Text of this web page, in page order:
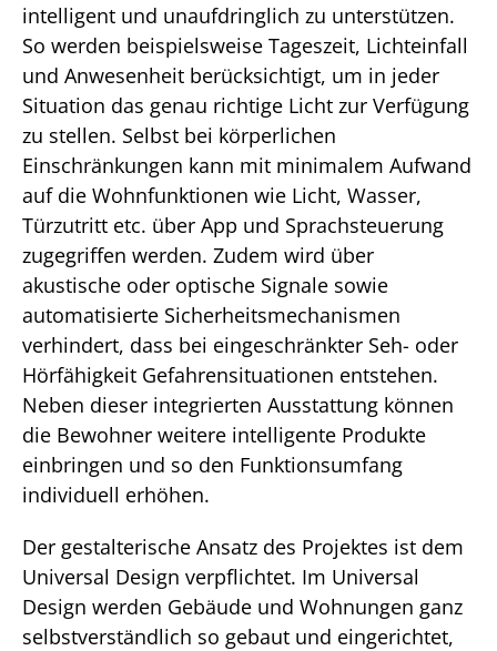
intelligent und unaufdringlich zu unterstützen.
So werden beispielsweise Tageszeit, Lichteinfall
und Anwesenheit berücksichtigt, um in jeder
Situation das genau richtige Licht zur Verfügung
zu stellen. Selbst bei körperlichen
Einschränkungen kann mit minimalem Aufwand
auf die Wohnfunktionen wie Licht, Wasser,
Türzutritt etc. über App und Sprachsteuerung
zugegriffen werden. Zudem wird über
akustische oder optische Signale sowie
automatisierte Sicherheitsmechanismen
verhindert, dass bei eingeschränkter Seh- oder
Hörfähigkeit Gefahrensituationen entstehen.
Neben dieser integrierten Ausstattung können
die Bewohner weitere intelligente Produkte
einbringen und so den Funktionsumfang
individuell erhöhen.
Der gestalterische Ansatz des Projektes ist dem
Universal Design verpflichtet. Im Universal
Design werden Gebäude und Wohnungen ganz
selbstverständlich so gebaut und eingerichtet,